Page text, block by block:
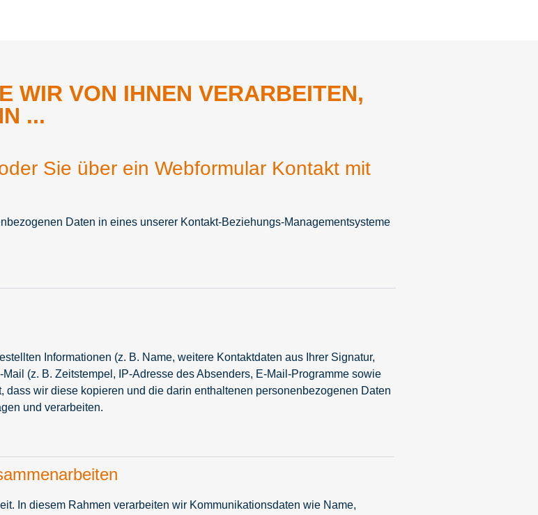
WIR VON IHNEN VERARBEITEN,
...
Sie über ein Webformular Kontakt mit
Daten in eines unserer Kontakt-Beziehungs-Managementsysteme
Informationen (z. B. Name, weitere Kontaktdaten aus Ihrer Signatur,
(z. B. Zeitstempel, IP-Adresse des Absenders, E-Mail-Programme sowie
wir diese kopieren und die darin enthaltenen personenbezogenen Daten
und verarbeiten.
In diesem Rahmen verarbeiten wir Kommunikationsdaten wie Name,